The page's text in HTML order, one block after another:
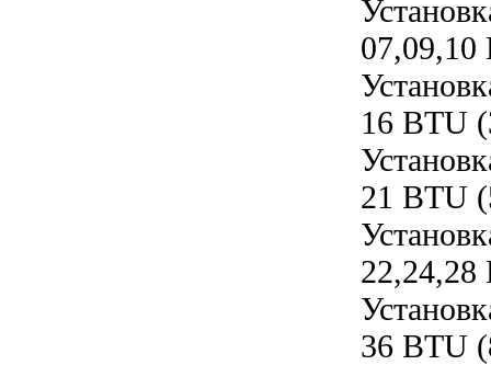
16 BTU
21 BTU
36 BTU